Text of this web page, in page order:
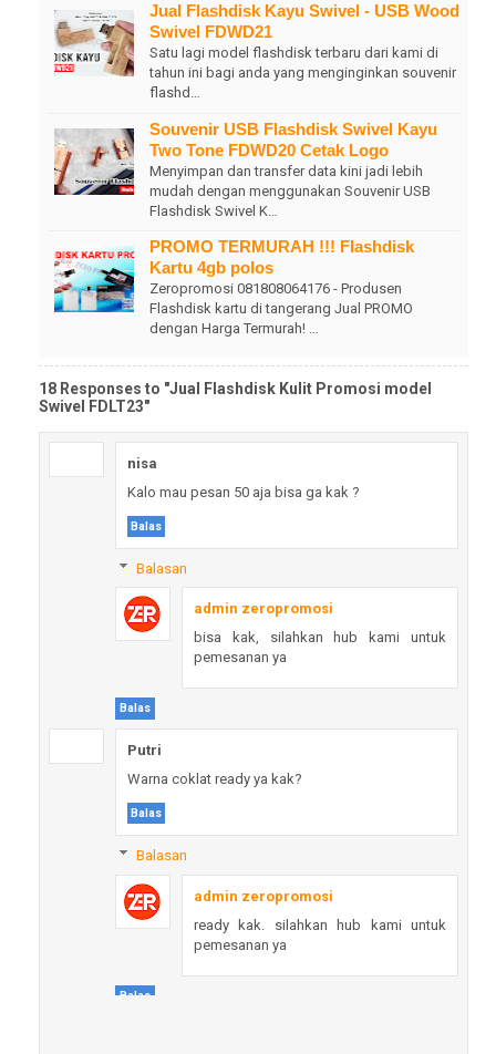
Jual Flashdisk Kayu Swivel - USB Wood
Swivel FDWD21
Satu lagi model flashdisk terbaru dari kami di
tahun ini bagi anda yang menginginkan souvenir
flashd…
Souvenir USB Flashdisk Swivel Kayu
Two Tone FDWD20 Cetak Logo
Menyimpan dan transfer data kini jadi lebih
mudah dengan menggunakan Souvenir USB
Flashdisk Swivel K…
PROMO TERMURAH !!! Flashdisk
Kartu 4gb polos
Zeropromosi 081808064176 - Produsen
Flashdisk kartu di tangerang Jual PROMO
dengan Harga Termurah! …
18 Responses to "Jual Flashdisk Kulit Promosi model
Swivel FDLT23"
nisa
Kalo mau pesan 50 aja bisa ga kak ?
Balas
Balasan
admin zeropromosi
bisa kak, silahkan hub kami untuk
pemesanan ya
Balas
Putri
Warna coklat ready ya kak?
Balas
Balasan
admin zeropromosi
ready kak. silahkan hub kami untuk
pemesanan ya
Balas